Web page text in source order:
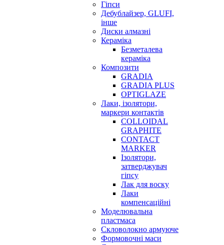
Гіпси
Дебублайзер, GLUFI,
інше
Диски алмазні
Кераміка
Безметалева
кераміка
Композити
GRADIA
GRADIA PLUS
OPTIGLAZE
Лаки, ізолятори,
маркери контактів
COLLOIDAL
GRAPHITE
CONTACT
MARKER
Ізолятори,
затверджувач
гіпсу
Лак для воску
Лаки
компенсаційні
Моделювальна
пластмаса
Скловолокно армуюче
Формовочні маси